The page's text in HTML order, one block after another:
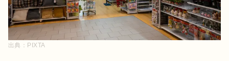
出典： PIXTA